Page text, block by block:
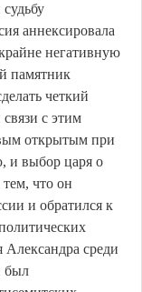
аннексировала
негативную
памятник
четкий
с этим
открытым при
и выбор царя о
что он
и обратился к
среди
был